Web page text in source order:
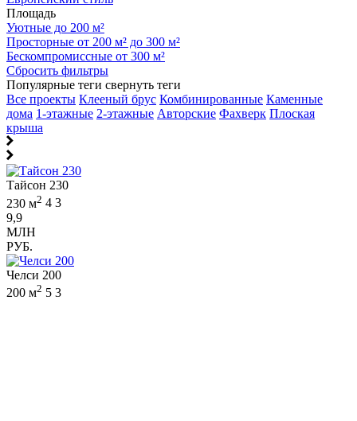
Площадь
Уютные до 200 м²
Просторные от 200 м² до 300 м²
Бескомпромиссные от 300 м²
Сбросить фильтры
Популярные теги свернуть теги
Все проекты Клееный брус Комбинированные Каменные
дома 1-этажные 2-этажные Авторские Фахверк Плоская
крыша
Тайсон 230
230 м2 4 3
9,9
МЛН
РУБ.
Челси 200
200 м2 5 3